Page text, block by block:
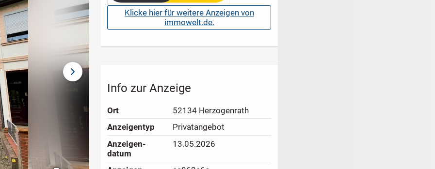
nächstes Bild
Klicke hier für weitere Anzeigen von
immowelt.de.
Info zur Anzeige
Ort
52134 Herzogenrath
Anzeigen­typ
Privatangebot
Anzeigen­
datum
13.05.2026